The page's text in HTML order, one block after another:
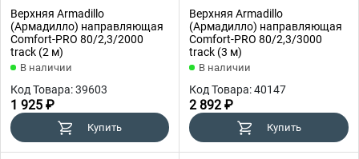
Верхняя Armadillo
(Армадилло) направляющая
Comfort-PRO 80/2,3/2000
track (2 м)
В наличии
Код Товара: 39603
1 925 ₽
Купить
Верхняя Armadillo
(Армадилло) направляющая
Comfort-PRO 80/2,3/3000
track (3 м)
В наличии
Код Товара: 40147
2 892 ₽
Купить